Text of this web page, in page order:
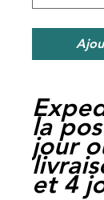
la
jour
et 4